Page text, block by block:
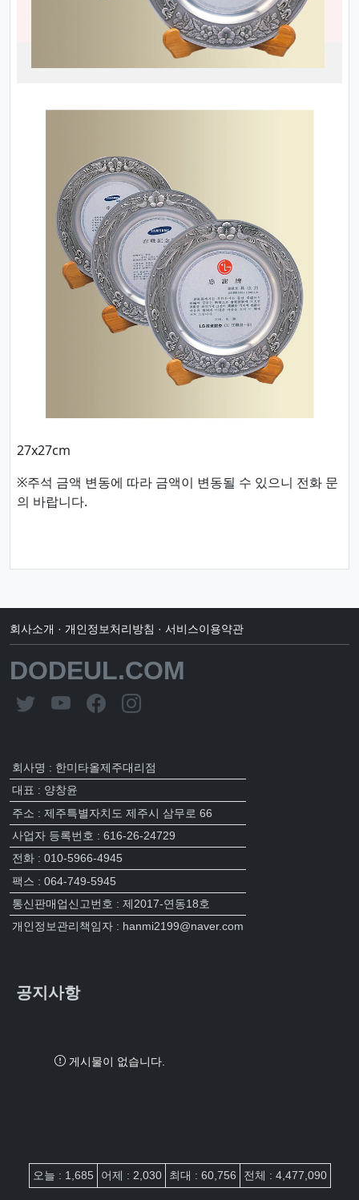
27x27cm
※주석 금액 변동에 따라 금액이 변동될 수 있으니 전화 문
의 바랍니다.
회사소개 · 개인정보처리방침 · 서비스이용약관
DODEUL.COM
회사명 : 한미타올제주대리점
대표 : 양창윤
주소 : 제주특별자치도 제주시 삼무로 66
사업자 등록번호 : 616-26-24729
전화 : 010-5966-4945
팩스 : 064-749-5945
통신판매업신고번호 : 제2017-연동18호
개인정보관리책임자 : hanmi2199@naver.com
공지사항
게시물이 없습니다.
접속자집계
오늘 : 1,685 어제 : 2,030 최대 : 60,756 전체 : 4,477,090